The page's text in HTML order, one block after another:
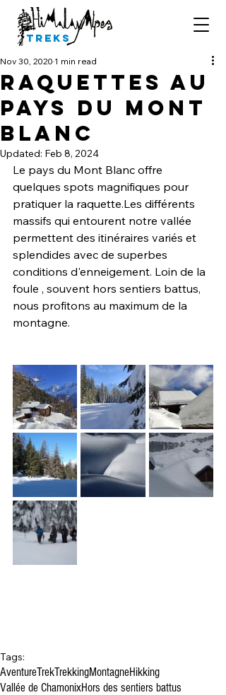
Treks
Raquettes au
pays du Mont
Blanc
Nov 30, 2020 1 min read
Updated: Feb 8, 2024
Le pays du Mont Blanc offre
quelques spots magnifiques pour
pratiquer la raquette.Les différents
massifs qui entourent notre vallée
permettent des itinéraires variés et
splendides avec de superbes
conditions d'enneigement. Loin de la
foule , souvent hors sentiers battus,
nous profitons au maximum de la
montagne.
Tags:
AventureTrekTrekkingMontagneHikking
Vallée de ChamonixHors des sentiers battus